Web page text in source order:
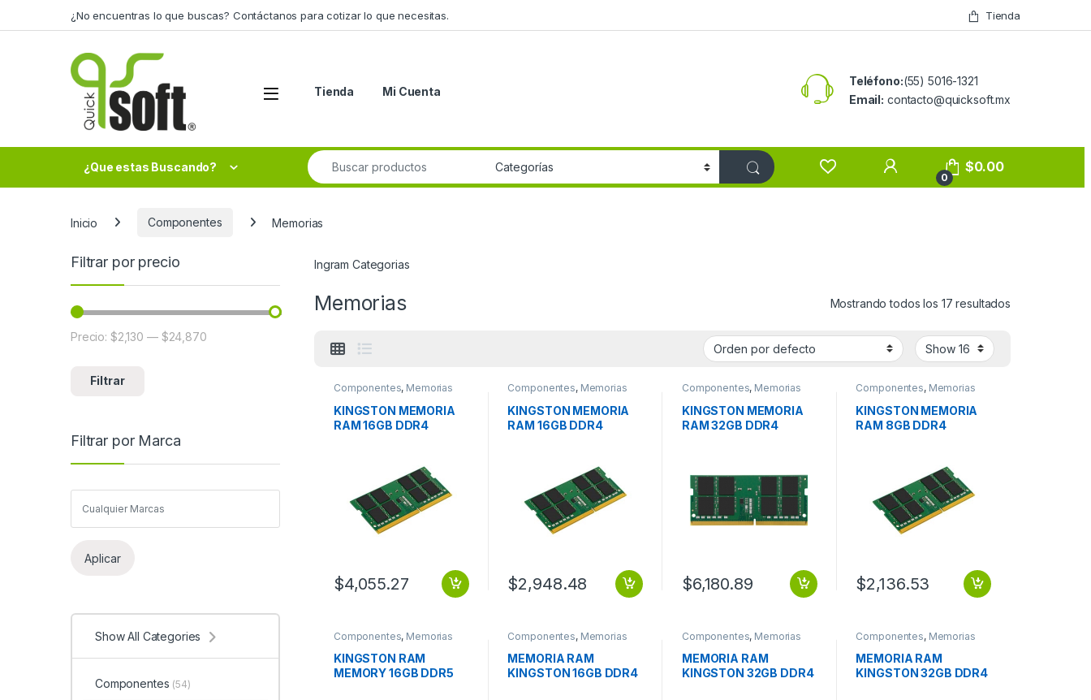
¿No encuentras lo que buscas? Contáctanos para cotizar lo que necesitas. Tienda
Tienda Mi Cuenta
Teléfono:(55) 5016-1321
Email: contacto@quicksoft.mx
¿Que estas Buscando?
Search for:
0
$0.00
Inicio Componentes Memorias
Ingram Categorias
Memorias Mostrando todos los 17 resultados
Componentes, Memorias
KINGSTON MEMORIA
RAM 16GB DDR4
$4,055.27
Componentes, Memorias
KINGSTON MEMORIA
RAM 16GB DDR4
$2,948.48
Componentes, Memorias
KINGSTON MEMORIA
RAM 32GB DDR4
$6,180.89
Componentes, Memorias
KINGSTON MEMORIA
RAM 8GB DDR4
$2,136.53
Componentes, Memorias
KINGSTON RAM
MEMORY 16GB DDR5
Componentes, Memorias
MEMORIA RAM
KINGSTON 16GB DDR4
Componentes, Memorias
MEMORIA RAM
KINGSTON 32GB DDR4
Componentes, Memorias
MEMORIA RAM
KINGSTON 32GB DDR4
Filtrar por precio
Precio mínimo
Precio máximo
Filtrar
Precio: $2,130 — $24,870
Filtrar por Marca
Aplicar
Show All Categories
Componentes (54)